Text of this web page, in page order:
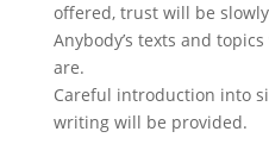
offered, trust will be
Anybody’s texts and
are.
Careful introduction into
writing will be provided.